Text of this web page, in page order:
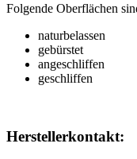
Folgende Oberflächen
naturbelassen
gebürstet
angeschliffen
geschliffen
Herstellerkontakt: